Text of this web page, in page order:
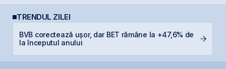
TRENDUL ZILEI
BVB corectează ușor, dar BET rămâne la +47,6% de
la începutul anului